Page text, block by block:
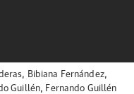
, Bibiana Fernández,
Guillén, Fernando Guillén